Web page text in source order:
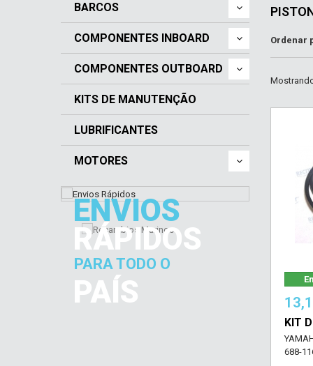
BARCOS
COMPONENTES INBOARD
COMPONENTES OUTBOARD
KITS DE MANUTENÇÃO
LUBRIFICANTES
MOTORES
ENVIOS
RÁPIDOS
PARA TODO O
PAÍS
Ordenar
KIT
688-